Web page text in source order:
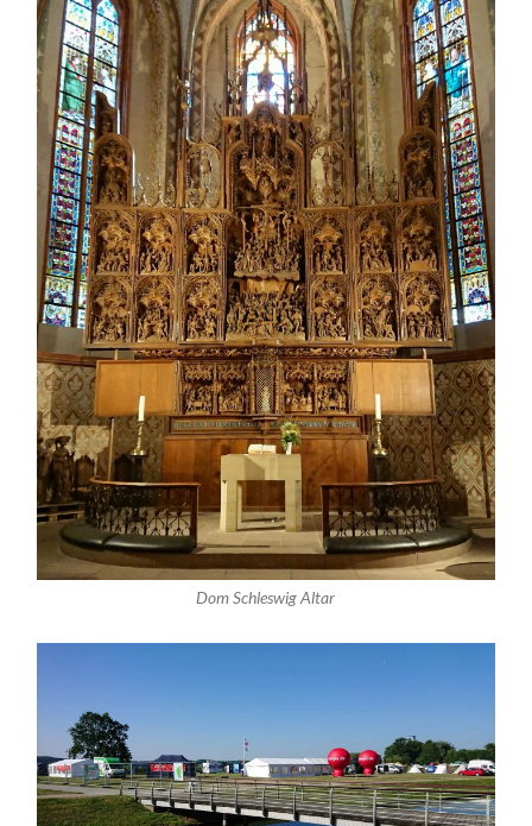
Dom Schleswig Altar